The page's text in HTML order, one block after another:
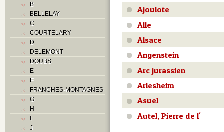
B
BELLELAY
C
COURTELARY
D
DELEMONT
DOUBS
E
F
FRANCHES-MONTAGNES
G
H
I
J
Ajoulote
Alle
Alsace
Angenstein
Arc jurassien
Arlesheim
Asuel
Autel, Pierre de l'